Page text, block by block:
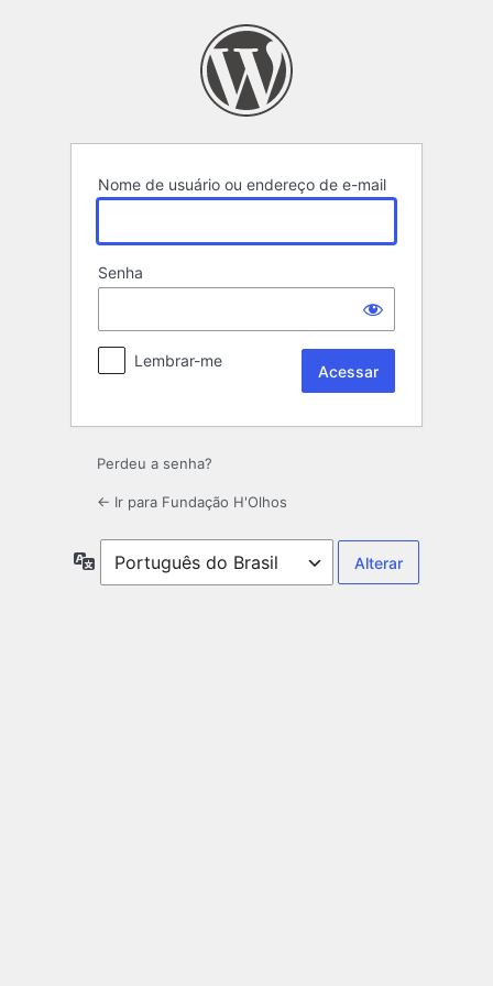
Nome de usuário ou endereço de e-mail
Senha
Lembrar-me
Perdeu a senha?
← Ir para Fundação H'Olhos
Idioma